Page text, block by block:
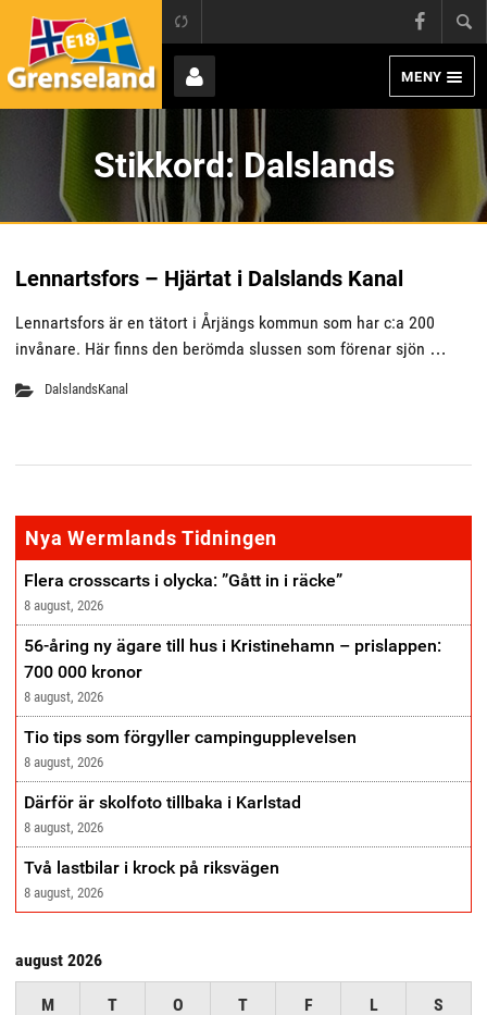
E18 Grenseland
Page
MENY
Bruker
Stikkord:Dalslands
Lennartsfors – Hjärtat i Dalslands Kanal
Lennartsfors är en tätort i Årjängs kommun som har c:a 200
invånare. Här finns den berömda slussen som förenar sjön …
DalslandsKanal
Nya Wermlands Tidningen
Flera crosscarts i olycka: ”Gått in i räcke”
8 august, 2026
56-åring ny ägare till hus i Kristinehamn – prislappen:
700 000 kronor
8 august, 2026
Tio tips som förgyller campingupplevelsen
8 august, 2026
Därför är skolfoto tillbaka i Karlstad
8 august, 2026
Två lastbilar i krock på riksvägen
8 august, 2026
august 2026
M T O T F L S